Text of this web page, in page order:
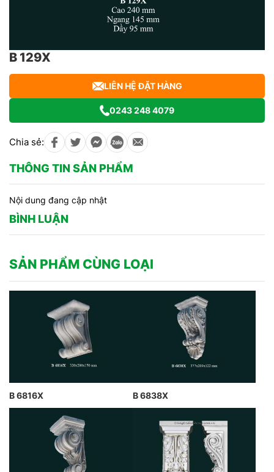
B 129X
LIÊN HỆ ĐẶT HÀNG
0243 248 4079
Chia sẻ:
THÔNG TIN SẢN PHẨM
Nội dung đang cập nhật
BÌNH LUẬN
SẢN PHẨM CÙNG LOẠI
B 6816X B 6838X